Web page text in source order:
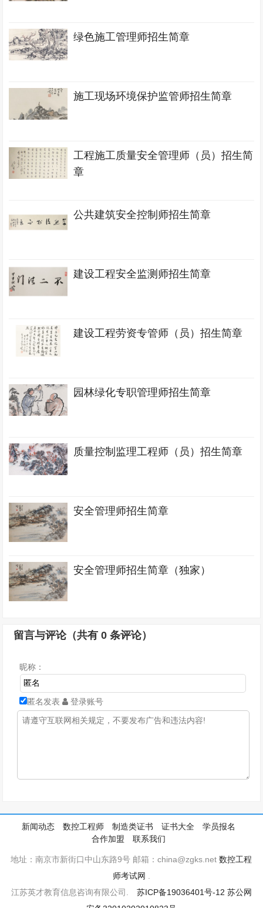
绿色施工管理师招生简章
施工现场环境保护监管师招生简章
工程施工质量安全管理师（员）招生简
章
公共建筑安全控制师招生简章
建设工程安全监测师招生简章
建设工程劳资专管师（员）招生简章
园林绿化专职管理师招生简章
质量控制监理工程师（员）招生简章
安全管理师招生简章
安全管理师招生简章（独家）
留言与评论（共有0 条评论）
昵称：
匿名发表 登录账号
新闻动态 数控工程师 制造类证书 证书大全
学员报名
合作加盟
联系我们
地址：南京市新街口中山东路9号 邮箱：china@zgks.net数控工程
师考试网
江苏英才教育信息咨询有限公司. 苏ICP备19036401号-12 苏公网